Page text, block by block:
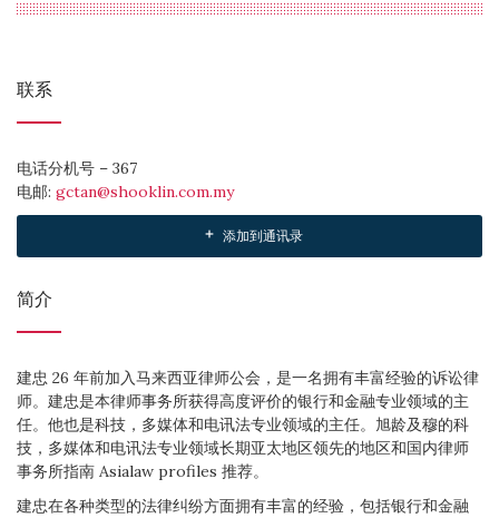
联系
电话分机号 – 367
电邮: gctan@shooklin.com.my
添加到通讯录
简介
建忠 26 年前加入马来西亚律师公会，是一名拥有丰富经验的诉讼律
师。建忠是本律师事务所获得高度评价的银行和金融专业领域的主
任。他也是科技，多媒体和电讯法专业领域的主任。旭龄及穆的科
技，多媒体和电讯法专业领域长期亚太地区领先的地区和国内律师
事务所指南 Asialaw profiles 推荐。
建忠在各种类型的法律纠纷方面拥有丰富的经验，包括银行和金融